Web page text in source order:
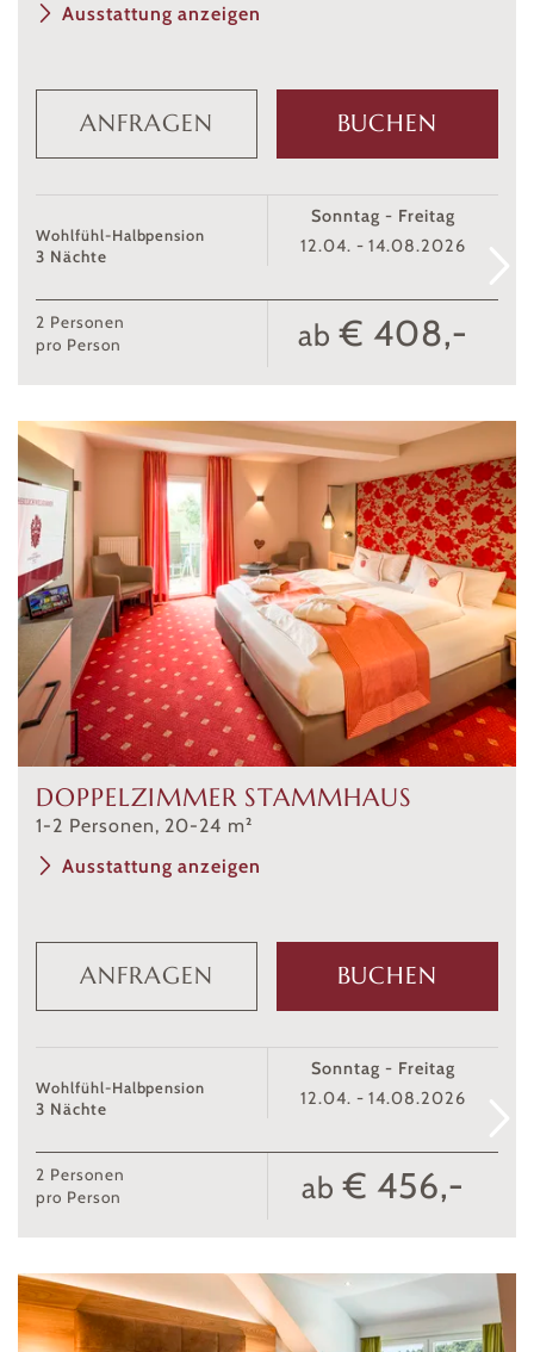
Ausstattung anzeigen
ANFRAGEN BUCHEN
Wohlfühl-Halbpension
3 Nächte
Sonntag - Freitag
12.04. - 14.08.2026
2 Personen
pro Person
ab € 408,-
DOPPELZIMMER STAMMHAUS
1-2 Personen, 20-24 m²
Ausstattung anzeigen
ANFRAGEN BUCHEN
Wohlfühl-Halbpension
3 Nächte
Sonntag - Freitag
12.04. - 14.08.2026
2 Personen
pro Person
ab € 456,-